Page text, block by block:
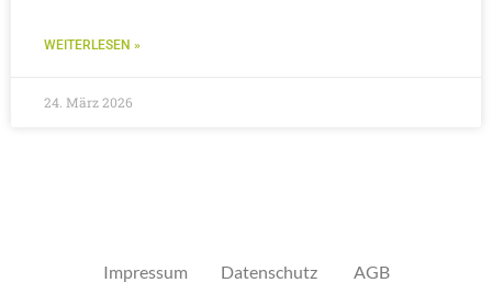
WEITERLESEN »
24. März 2026
Impressum Datenschutz AGB